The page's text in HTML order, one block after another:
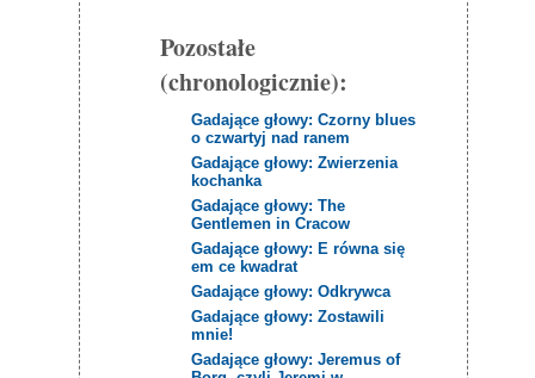
Pozostałe
(chronologicznie):
Gadające głowy: Czorny blues
o czwartyj nad ranem
Gadające głowy: Zwierzenia
kochanka
Gadające głowy: The
Gentlemen in Cracow
Gadające głowy: E równa się
em ce kwadrat
Gadające głowy: Odkrywca
Gadające głowy: Zostawili
mnie!
Gadające głowy: Jeremus of